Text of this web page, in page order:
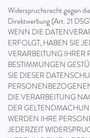
Widerspruchsrecht gegen
Direktwerbung (Art. 21
WENN DIE
ERFOLGT, HABEN SIE
VERARBEITUNG IHRER
BESTIMMUNGEN
SIE DIESER
DIE VERARBEITUNG
DER
WERDEN IHRE
JEDERZEIT